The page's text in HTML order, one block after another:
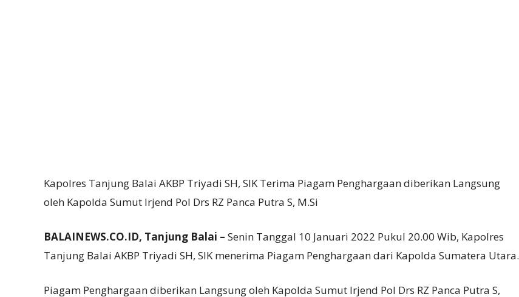
Kapolres Tanjung Balai AKBP Triyadi SH, SIK Terima Piagam Penghargaan diberikan Langsung
oleh Kapolda Sumut Irjend Pol Drs RZ Panca Putra S, M.Si
BALAINEWS.CO.ID, Tanjung Balai – Senin Tanggal 10 Januari 2022 Pukul 20.00 Wib, Kapolres
Tanjung Balai AKBP Triyadi SH, SIK menerima Piagam Penghargaan dari Kapolda Sumatera Utara.
Piagam Penghargaan diberikan Langsung oleh Kapolda Sumut Irjend Pol Drs RZ Panca Putra S,